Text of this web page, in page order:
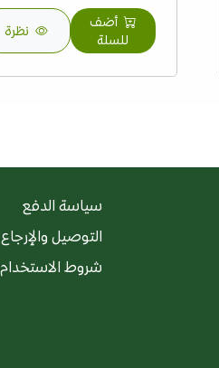
أضف
للسلة
نظرة
سياسة الدفع
التوصيل والإرجاع
شروط الاستخدام